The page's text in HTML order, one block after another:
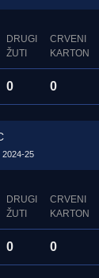
DRUGI
ŽUTI
CRVENI
KARTON
0 0
2024-25
DRUGI
ŽUTI
CRVENI
KARTON
0 0